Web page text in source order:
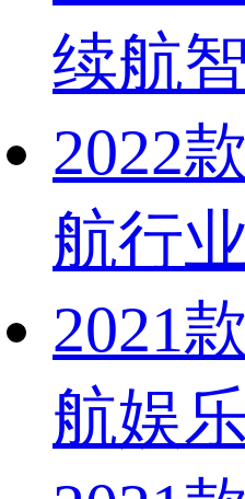
续航
2022
航行
2021
航娱